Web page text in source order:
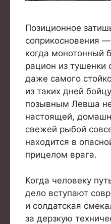
Позиционное
соприкосновения
когда монотонный
рацион из тушенки
даже самого
из таких дней
позывным Левша
настоящей,
свежей рыбой
находится в
прицелом врага.
Когда человеку
дело вступают
и солдатская
за дерзкую